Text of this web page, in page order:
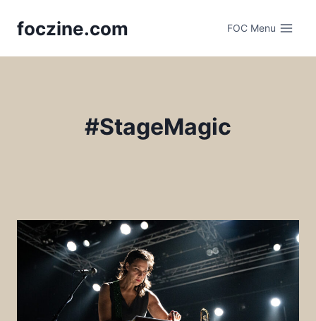
foczine.com FOC Menu
#StageMagic